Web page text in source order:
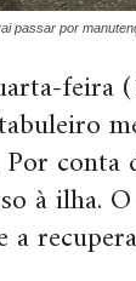
passar por
feira
conta
à ilha.
a